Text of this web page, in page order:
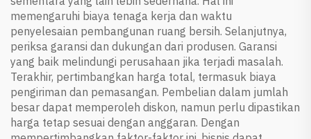
memengaruhi biaya tenaga kerja dan waktu
penyelesaian pembangunan ruang bersih. Selanjutnya,
periksa garansi dan dukungan dari produsen. Garansi
yang baik melindungi perusahaan jika terjadi masalah.
Terakhir, pertimbangkan harga total, termasuk biaya
pengiriman dan pemasangan. Pembelian dalam jumlah
besar dapat memperoleh diskon, namun perlu dipastikan
harga tetap sesuai dengan anggaran. Dengan